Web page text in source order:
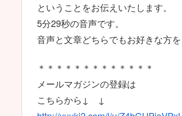
ということをお伝えいたします。
5分29秒の音声です。
音声と文章どちらでもお好きな方を
＊＊＊＊＊＊＊＊＊＊＊＊＊
メールマガジンの登録は
こちらから↓ ↓